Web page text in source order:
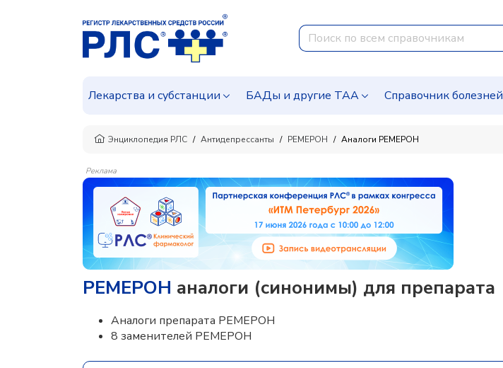
Лекарства и субстанции БАДы и другие ТАА Справочник болезней
Энциклопедия РЛС Антидепрессанты РЕМЕРОН Аналоги РЕМЕРОН
Реклама
РЕМЕРОН аналоги (синонимы) для препарата
Аналоги препарата РЕМЕРОН
8 заменителей РЕМЕРОН